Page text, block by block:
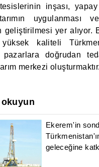
inşası,
uygulanması
geliştirilmesi yer alıyor.
yüksek kaliteli
pazarlara doğrudan
merkezi
okuyun
Ekerem'in
geleceğine